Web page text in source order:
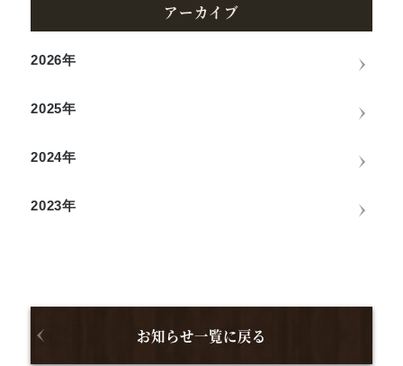
アーカイブ
2026年
2025年
2024年
2023年
お知らせ一覧に戻る